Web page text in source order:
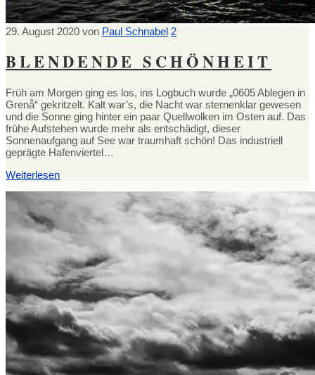
29. August 2020 von Paul Schnabel 2
BLENDENDE SCHÖNHEIT
Früh am Morgen ging es los, ins Logbuch wurde „0605 Ablegen in
Grenå“ gekritzelt. Kalt war’s, die Nacht war sternenklar gewesen
und die Sonne ging hinter ein paar Quellwolken im Osten auf. Das
frühe Aufstehen wurde mehr als entschädigt, dieser
Sonnenaufgang auf See war traumhaft schön! Das industriell
geprägte Hafenviertel…
Weiterlesen